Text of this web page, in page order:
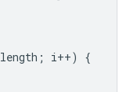
length ; i++)
{